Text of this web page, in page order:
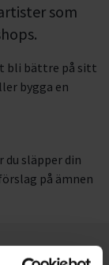
som
bli bättre på sitt
bygga en
du släpper din
på ämnen